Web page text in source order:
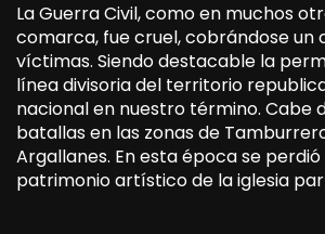
La Guerra Civil, como en muchos
comarca, fue cruel, cobrándose un
víctimas. Siendo destacable la
línea divisoria del territorio
nacional en nuestro término. Cabe
batallas en las zonas de
Argallanes. En esta época se
patrimonio artístico de la iglesia